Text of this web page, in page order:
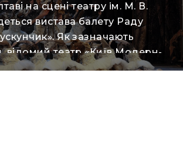
на сцені театру iм. М. В.
вистава балету Раду
Як зазначають
відомий театр «Київ Модерн-
Раду Поклітару, що